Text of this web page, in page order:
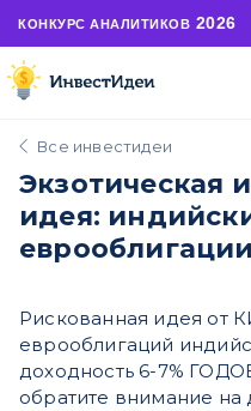
КОНКУРС АНАЛИТИКОВ 2026
Все инвестидеи
Экзотическая
идея:
еврооблигации
Рискованная идея от
еврооблигаций
доходность 6-7%
обратите внимание на